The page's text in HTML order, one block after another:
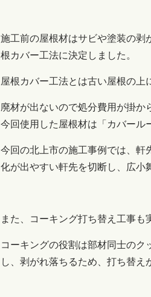
施工前の屋根材はサビや塗装の剥
根カバー工法に決定しました。
屋根カバー工法とは古い屋根の上
廃材が出ないので処分費用が掛か
今回使用した屋根材は「カバー
今回の北上市の施工事例では、軒
化が出やすい軒先を切断し、広小
また、コーキング打ち替え工事も
コーキングの役割は部材同士の
し、剥がれ落ちるため、打ち替え